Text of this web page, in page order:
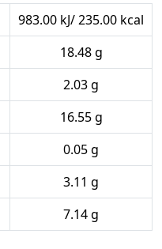
983.00 kJ/ 235.00 kcal
18.48 g
2.03 g
16.55 g
0.05 g
3.11 g
7.14 g